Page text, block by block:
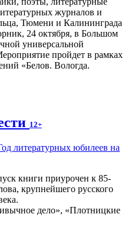
журналов и
Тюмени и Калининграда
24 октября, в Большом
универсальной
пройдет в рамках
«Белов. Вологда.
12+
литературных юбилеев на
книги приурочен к 85-
крупнейшего русского
дело», «Плотницкие